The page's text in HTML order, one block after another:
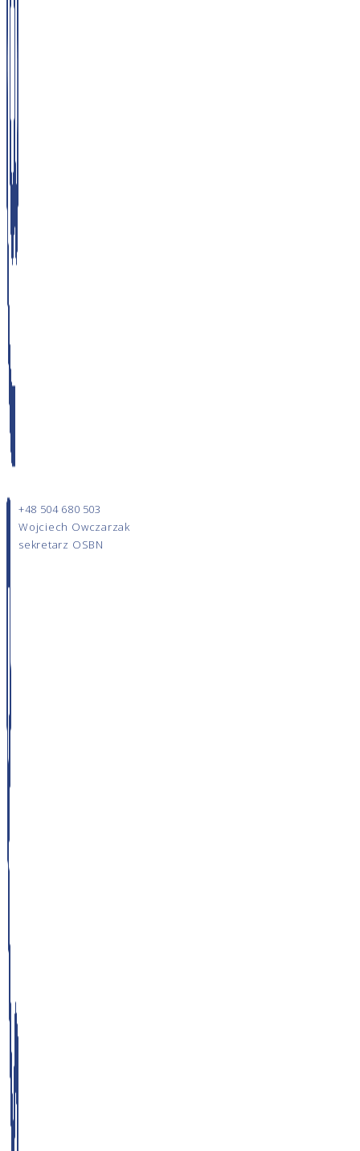
+48 504 680 503
Wojciech Owczarzak
sekretarz OSBN